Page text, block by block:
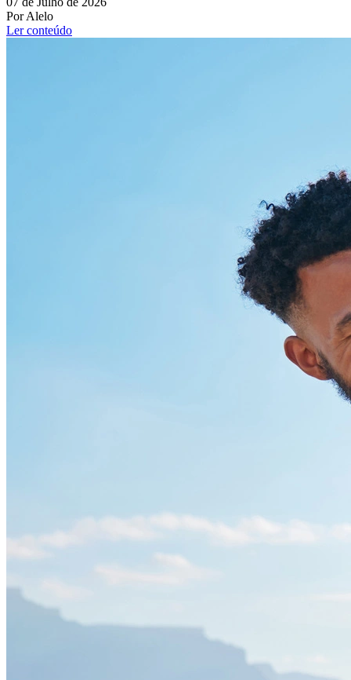
Por Alelo
Ler conteúdo